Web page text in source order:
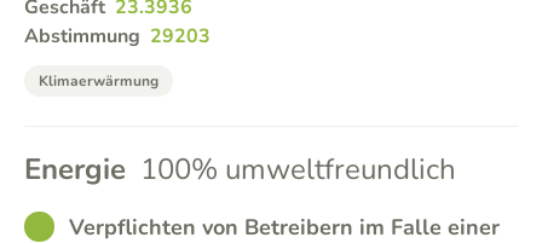
Geschäft 23.3936
Abstimmung 29203
Klimaerwärmung
Energie 100% umweltfreundlich
GOODVerpflichten von Betreibern im Falle einer